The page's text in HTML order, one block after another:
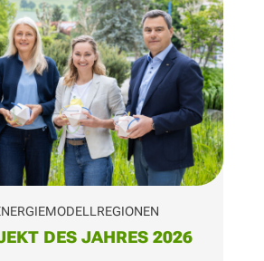
DES JAHRES 2026